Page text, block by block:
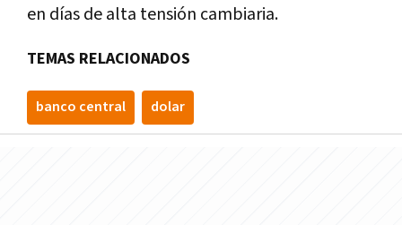
en días de alta tensión cambiaria.
TEMAS RELACIONADOS
banco central dolar